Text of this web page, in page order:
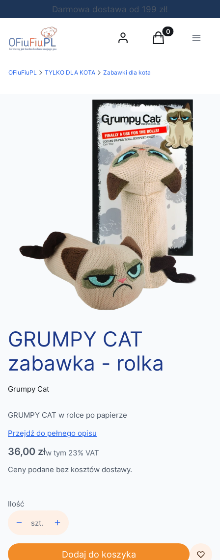
Darmowa dostawa od 199 zł!
Zaloguj sięProdukty w
Koszyk Menu
OFiuFiuPL TYLKO DLA KOTA Zabawki dla kota
GRUMPY CAT
zabawka - rolka
Grumpy Cat
GRUMPY CAT w rolce po papierze
Przejdź do pełnego opisu
Cena
36,00 złw tym 23% VAT
w tym 23% VAT
Ceny podane bez kosztów dostawy.
Ilość
szt.
Dodaj do koszyka